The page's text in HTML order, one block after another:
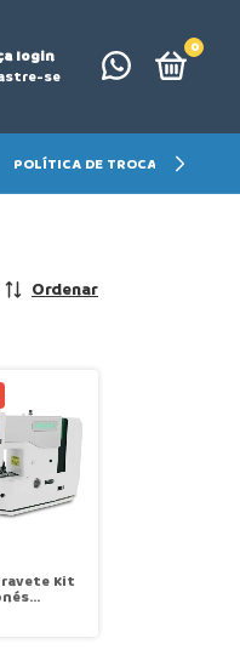
login
se
0
POLÍTICA DE TROCA E
Ordenar
Kit